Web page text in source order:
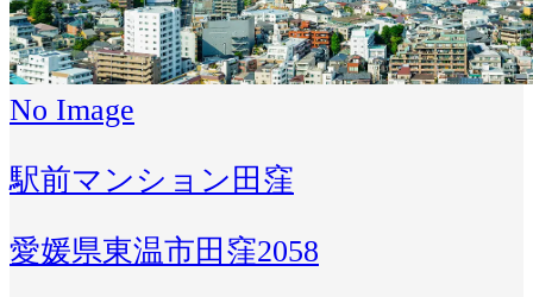
No Image
駅前マンション田窪
愛媛県東温市田窪2058